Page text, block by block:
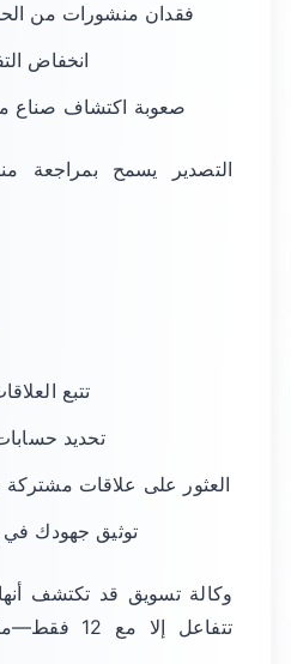
فقدان منشورات من
انخفاض
صعوبة اكتشاف صناع
التصدير يسمح بمراجعة
تتبع
تحديد
العثور على علاقات
توثيق جهودك في
تتفاعل